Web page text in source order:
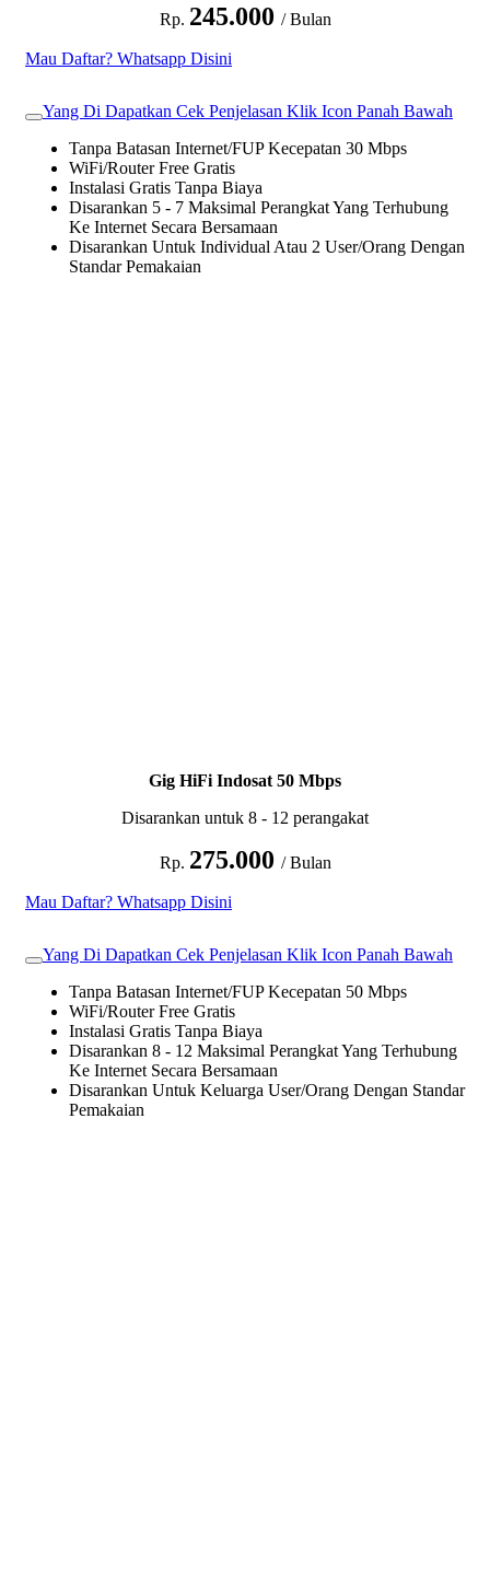
Rp. 245.000 / Bulan
Mau Daftar? Whatsapp Disini
Yang Di Dapatkan Cek Penjelasan Klik Icon Panah Bawah
Tanpa Batasan Internet/FUP Kecepatan 30 Mbps
WiFi/Router Free Gratis
Instalasi Gratis Tanpa Biaya
Disarankan 5 - 7 Maksimal Perangkat Yang Terhubung
Ke Internet Secara Bersamaan
Disarankan Untuk Individual Atau 2 User/Orang Dengan
Standar Pemakaian
Gig HiFi Indosat 50 Mbps
Disarankan untuk 8 - 12 perangakat
Rp. 275.000 / Bulan
Mau Daftar? Whatsapp Disini
Yang Di Dapatkan Cek Penjelasan Klik Icon Panah Bawah
Tanpa Batasan Internet/FUP Kecepatan 50 Mbps
WiFi/Router Free Gratis
Instalasi Gratis Tanpa Biaya
Disarankan 8 - 12 Maksimal Perangkat Yang Terhubung
Ke Internet Secara Bersamaan
Disarankan Untuk Keluarga User/Orang Dengan Standar
Pemakaian